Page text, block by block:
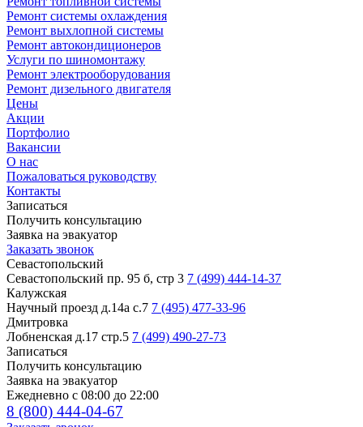
Ремонт системы охлаждения
Ремонт выхлопной системы
Ремонт автокондиционеров
Услуги по шиномонтажу
Ремонт электрооборудования
Ремонт дизельного двигателя
Цены
Акции
Портфолио
Вакансии
О нас
Пожаловаться руководству
Контакты
Записаться
Получить консультацию
Заявка на эвакуатор
Заказать звонок
Севастопольский
Севастопольский пр. 95 б, стр 3 7 (499) 444-14-37
Калужская
Научный проезд д.14а с.7 7 (495) 477-33-96
Дмитровка
Лобненская д.17 стр.5 7 (499) 490-27-73
Записаться
Получить консультацию
Заявка на эвакуатор
Ежедневно с 08:00 до 22:00
8 (800) 444-04-67